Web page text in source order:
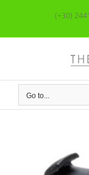
(+30)
Go to...